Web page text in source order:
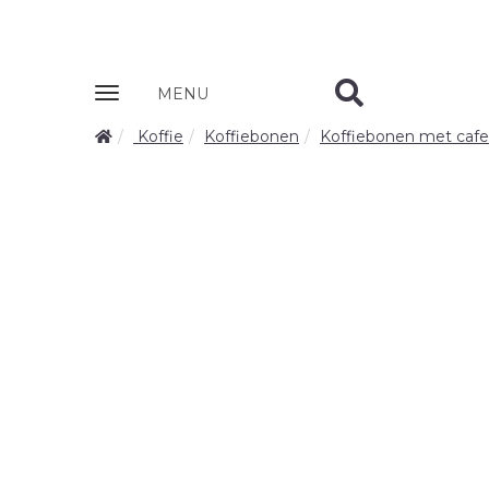
Zobrazit
MENU
Koffie Koffiebonen Koffiebonen met